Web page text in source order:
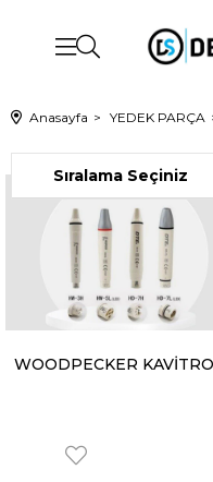
Anasayfa YEDEK PARÇA